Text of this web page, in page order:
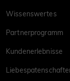
Wissenswertes
Partnerprogramm
Kundenerlebnisse